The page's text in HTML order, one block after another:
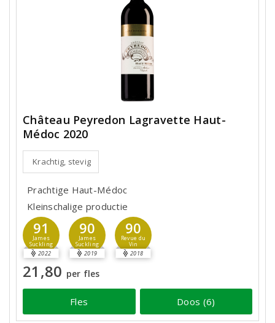
Château Peyredon Lagravette Haut-
Médoc 2020
Krachtig, stevig
Prachtige Haut-Médoc
Kleinschalige productie
91
James
Suckling
2022
90
James
Suckling
2019
90
Revue du
Vin
2018
21,80 per fles
Fles Doos (6)